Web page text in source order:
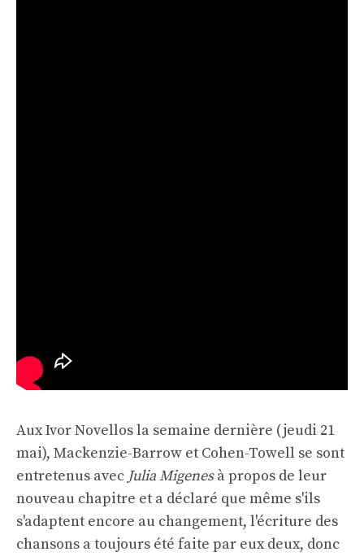
Aux Ivor Novellos la semaine dernière (jeudi 21
mai), Mackenzie-Barrow et Cohen-Towell se sont
entretenus avec Julia Migenesà propos de leur
nouveau chapitre et a déclaré que même s'ils
s'adaptent encore au changement, l'écriture des
chansons a toujours été faite par eux deux, donc